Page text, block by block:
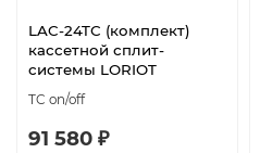
LAC-24TС (комплект)
кассетной сплит-
системы LORIOT
TC on/off
91 580 ₽